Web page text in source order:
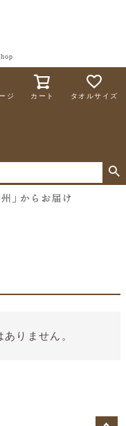
ジ カート タオルサイズ
りません。